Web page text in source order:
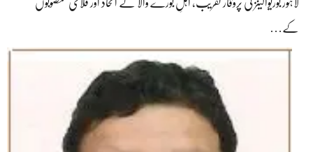
لاہور بوریوالینز کی پروقار تقریب، اہلِ بورے والا کے اتحاد اور فلاحی منصوبوں
کے…